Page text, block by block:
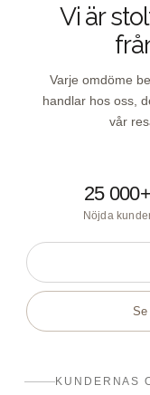
Vi är
Varje omdöme
handlar hos oss,
vår
25 000+
Nöjda
Se
KUNDERNAS